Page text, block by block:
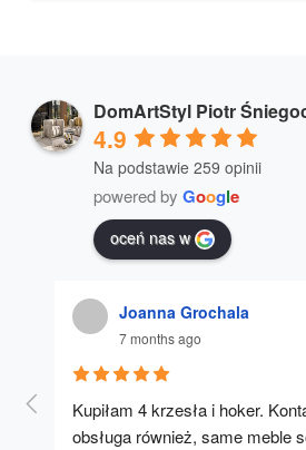
DomArtStyl Piotr
4.9
Na podstawie 259 opinii
powered by Google
oceń nas w
Joanna Grochala
7 months ago
Kupiłam 4 krzesła i hoker.
obsługa również, same meble